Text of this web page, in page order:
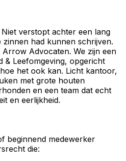
verstopt achter een lang
zinnen had kunnen schrijven.
Advocaten. We zijn een
& Leefomgeving, opgericht
het ook kan. Licht kantoor,
met grote houten
en een team dat echt
en eerlijkheid.
beginnend medewerker
die: